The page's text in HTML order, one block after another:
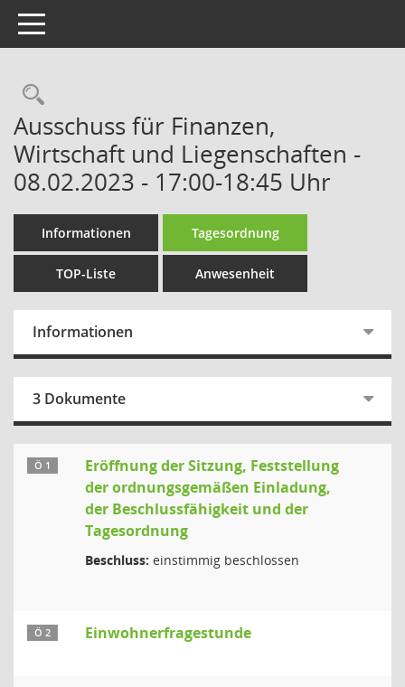
Toggle navigation
Rechercheauswahl
Ausschuss für Finanzen,
Wirtschaft und Liegenschaften -
08.02.2023 - 17:00-18:45 Uhr
Informationen Tagesordnung
TOP-Liste Anwesenheit
Informationen
3 Dokumente
Ö 1
Eröffnung der Sitzung, Feststellung
der ordnungsgemäßen Einladung,
der Beschlussfähigkeit und der
Tagesordnung
Beschluss: einstimmig beschlossen
Ö 2 Einwohnerfragestunde